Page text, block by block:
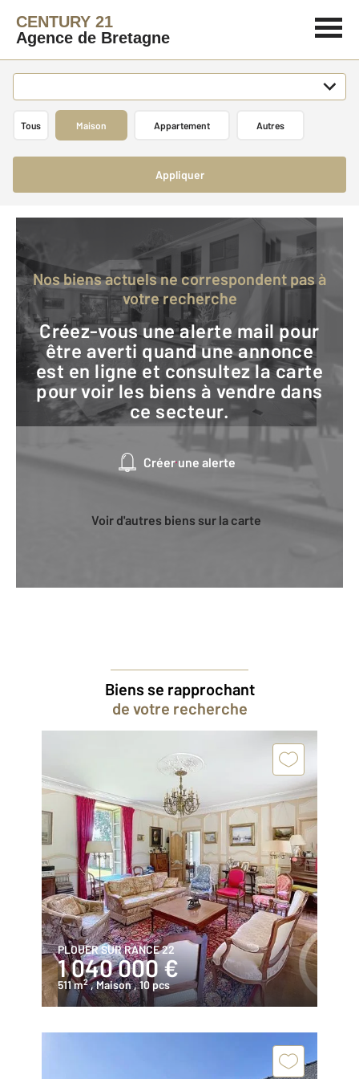
CENTURY 21
Agence de Bretagne
Tous Maison Appartement Autres
Appliquer
Nos biens actuels ne correspondent pas à
votre recherche
Créez-vous une alerte mail pour
être averti quand une annonce
est en ligne et consultez la carte
pour voir les biens à vendre dans
ce secteur.
Créer une alerte
Voir d'autres biens sur la carte
Biens se rapprochant
de votre recherche
PLOUER SUR RANCE 22
1 040 000 €
511 m2 , Maison, 10 pcs